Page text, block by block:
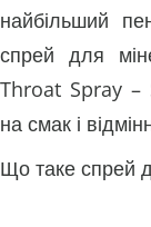
найбільший
спрей для
Throat Spray –
на смак і
Що таке спрей